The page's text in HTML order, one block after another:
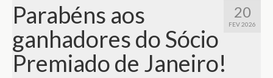
20
FEV 2026
Parabéns aos
ganhadores do Sócio
Premiado de Janeiro!